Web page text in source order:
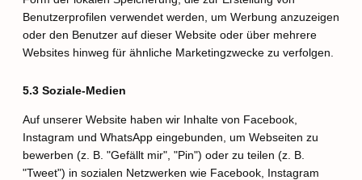
Benutzerprofilen verwendet werden, um Werbung anzuzeigen
oder den Benutzer auf dieser Website oder über mehrere
Websites hinweg für ähnliche Marketingzwecke zu verfolgen.
5.3 Soziale-Medien
Auf unserer Website haben wir Inhalte von Facebook,
Instagram und WhatsApp eingebunden, um Webseiten zu
bewerben (z. B. "Gefällt mir", "Pin") oder zu teilen (z. B.
"Tweet") in sozialen Netzwerken wie Facebook, Instagram